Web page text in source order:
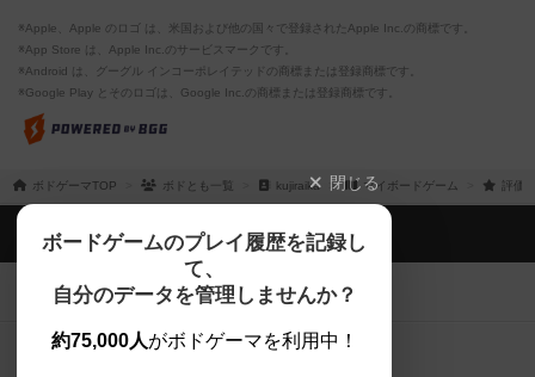
※Apple、Apple のロゴ は、米国および他の国々で登録されたApple Inc.の商標です。
※App Store は、Apple Inc.のサービスマークです。
※Android は、グーグル インコーポレイテッドの商標または登録商標です。
※Google Play とそのロゴは、Google Inc.の商標または登録商標です。
ボドゲーマTOP ボドとも一覧 kujiraika マイボードゲーム 評価
閉じる
ボードゲームのプレイ履歴を記録し
て、
自分のデータを管理しませんか？
約75,000人がボドゲーマを利用中！
ボドゲーマTOP
ボードゲームを検索する
ボードゲームの新着レビュー